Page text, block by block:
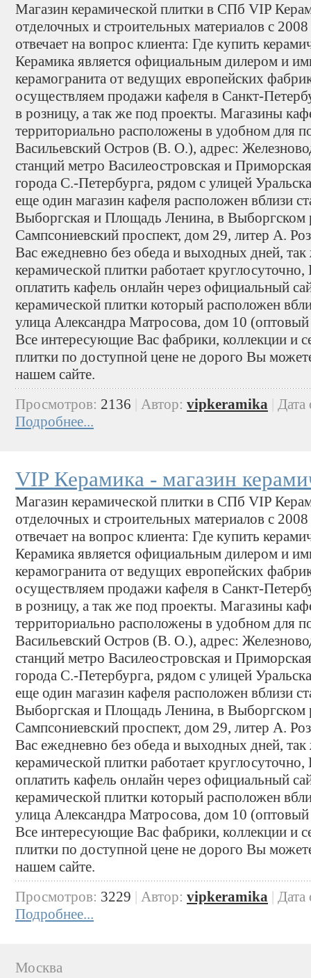
Магазин керамической плитки в СПб VIP
отделочных и строительных материалов с
отвечает на вопрос клиента: Где купить
Керамика является официальным дилером и
керамогранита от ведущих европейских
осуществляем продажи кафеля в Санкт-
в розницу, а так же под проекты. Магазины
территориально расположены в удобном для
Васильевский Остров (В. О.), адрес:
станций метро Василеостровская и
города С.-Петербурга, рядом с улицей
еще один магазин кафеля расположен вблизи
Выборгская и Площадь Ленина, в Выборгском
Сампсониевский проспект, дом 29, литер А.
Вас ежедневно без обеда и выходных дней,
керамической плитки работает
оплатить кафель онлайн через официальный
керамической плитки который расположен
улица Александра Матросова, дом 10
Все интересующие Вас фабрики, коллекции и
плитки по доступной цене не дорого Вы
нашем сайте.
Просмотров: 2136 Автор: vipkeramika Дата
Подробнее...
VIP Керамика - магазин
Магазин керамической плитки в СПб VIP
отделочных и строительных материалов с
отвечает на вопрос клиента: Где купить
Керамика является официальным дилером и
керамогранита от ведущих европейских
осуществляем продажи кафеля в Санкт-
в розницу, а так же под проекты. Магазины
территориально расположены в удобном для
Васильевский Остров (В. О.), адрес:
станций метро Василеостровская и
города С.-Петербурга, рядом с улицей
еще один магазин кафеля расположен вблизи
Выборгская и Площадь Ленина, в Выборгском
Сампсониевский проспект, дом 29, литер А.
Вас ежедневно без обеда и выходных дней,
керамической плитки работает
оплатить кафель онлайн через официальный
керамической плитки который расположен
улица Александра Матросова, дом 10
Все интересующие Вас фабрики, коллекции и
плитки по доступной цене не дорого Вы
нашем сайте.
Просмотров: 3229 | Автор: vipkeramika | Дата
Подробнее...
Москва